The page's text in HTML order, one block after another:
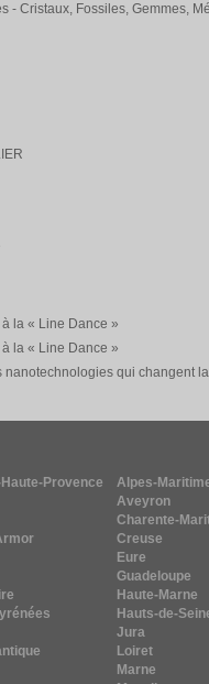
- Cristaux, Fossiles, Gemmes,
la « Line Dance »
la « Line Dance »
qui changent
Provence Alpes-
Aveyron
Charente-
Creuse
Eure
Guadeloupe
Haute-Marne
Hauts-de-
Jura
Loiret
Marne